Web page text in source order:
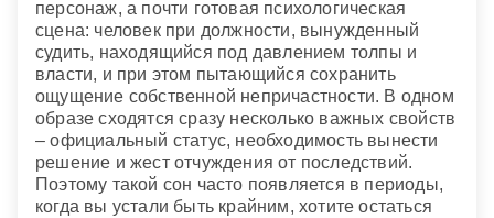
персонаж, а почти готовая психологическая
сцена: человек при должности, вынужденный
судить, находящийся под давлением толпы и
власти, и при этом пытающийся сохранить
ощущение собственной непричастности. В одном
образе сходятся сразу несколько важных свойств
– официальный статус, необходимость вынести
решение и жест отчуждения от последствий.
Поэтому такой сон часто появляется в периоды,
когда вы устали быть крайним, хотите остаться